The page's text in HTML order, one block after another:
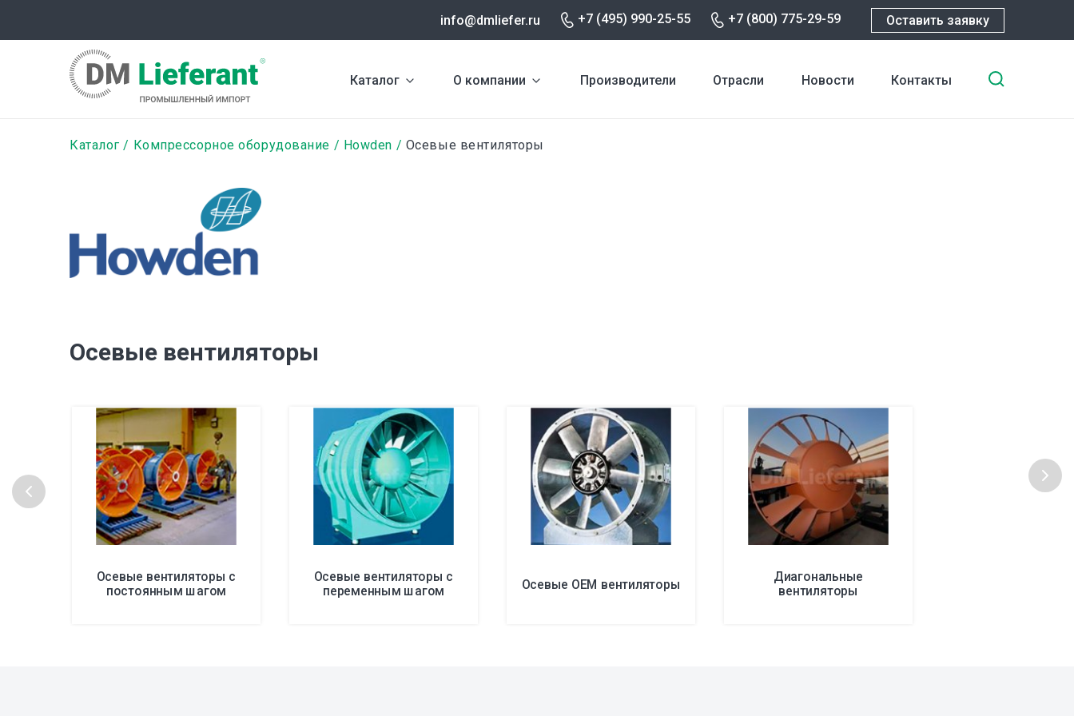
содержанию
info@dmliefer.ru +7 (495) 990-25-55 +7 (800) 775-29-59 Оставить заявку
Каталог О компании Производители Отрасли Новости Контакты
Строка
Каталог Компрессорное оборудование Howden Осевые вентиляторы
Осевые вентиляторы
Осевые вентиляторы с
постоянным шагом
Осевые вентиляторы с
переменным шагом Осевые ОЕМ вентиляторы Диагональные
вентиляторы